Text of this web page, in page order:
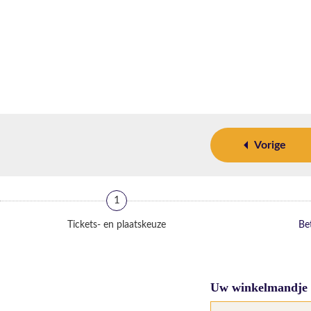
Vorige
1
Tickets- en plaatskeuze
Uw winkelmandje